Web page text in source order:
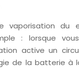
vaporisation du
: lorsque
active un
de la batterie à